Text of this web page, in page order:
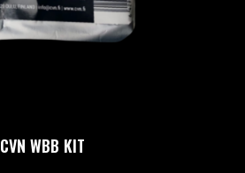
CVN WBB KIT